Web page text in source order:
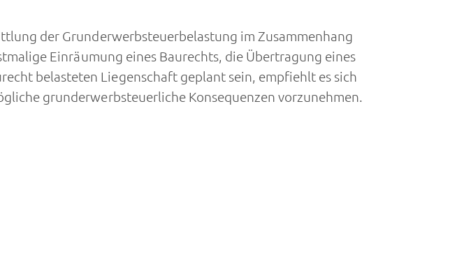
der Grunderwerbsteuerbelastung im Zusammenhang
Einräumung eines Baurechts, die Übertragung eines
belasteten Liegenschaft geplant sein, empfiehlt es sich
grunderwerbsteuerliche Konsequenzen vorzunehmen.